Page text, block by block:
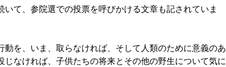
て、参院選での投票を呼びかける文章も記されていま
を、いま、取らなければ、そして人類のために意義のあ
じなければ、子供たちの将来とその他の野生について気に